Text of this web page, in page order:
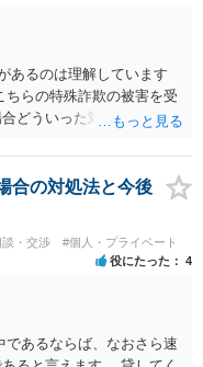
あるのは理解しています
らの特殊詐欺の被害を受
どういった対処が必要で
関係なく旦那さんの行為
支払わず穏便に和解する
です。相談者さんも１０
いで和解したいと言われ
、と思われるのではない
とで支払額が下がること
護士費用かけるならその
いは考えてみましょう。
合の対処法と今後
・交渉 #個人・プライベート
役にたった 4
であるならば、なおさら速